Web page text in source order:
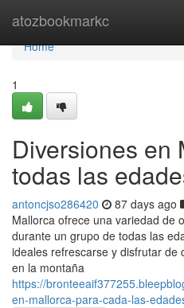
atozbookmarkc
Home
Home
1
Diversiones en
todas las
antoncjso286420 87 days ago
Mallorca ofrece una variedad de
durante un grupo de todas las
ideales refrescarse y disfrutar de
en la montaña
https://
en-mallorca-para-cada-las-